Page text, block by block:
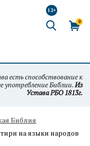
12+
0
есть способствование к
употребление Библии.Из
Устава РБО 1813г.
Библия
на языки народов